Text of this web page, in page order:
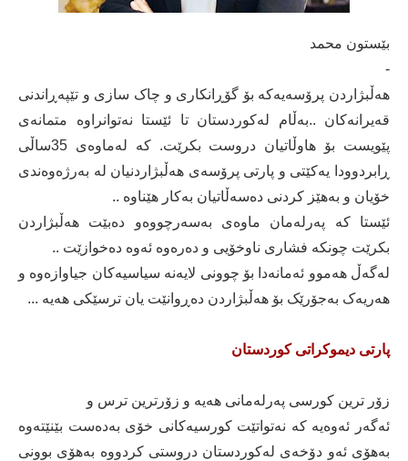
بێستون محمد
-
هەڵبژاردن پرۆسەیەکە بۆ گۆڕانکاری و چاک سازی و تێپەڕاندنی
قەیرانەکان ..بەڵام لەکوردستان تا ئێستا نەتوانراوە متمانەی
پێویست بۆ هاوڵاتیان دروست بکرێت. کە لەماوەی 35ساڵی
ڕابردوودا یەکێتی و پارتی پرۆسەی هەڵبژاردنیان لە بەرژەوەندی
خۆیان و بەهێز کردنی دەسەڵاتیان بەکار هێناوە ..
ئێستا کە پەرلەمان ماوەی بەسەرچووەو دەبێت هەڵبژاردن
بکرێت چونکە فشاری ناوخۆیی و دەرەوە ئەوە دەخوازێت ..
لەگەڵ هەموو ئەمانەدا بۆ چوونی لایەنە سیاسیەکان جیاوازەوە و
هەریەک بەجۆرێک بۆ هەڵبژاردن دەڕوانێت یان ترسێکی هەیە ...
پارتی دیموکراتی کوردستان
زۆر ترین کورسی پەرلەمانی هەیە و زۆرترین ترس و
ئەگەر ئەوەیە کە نەتواتێت کورسیەکانی خۆی بەدەست بێنێتەوە
بەهۆی ئەو دۆخەی لەکوردستان دروستی کردووە بەهۆی بوونی